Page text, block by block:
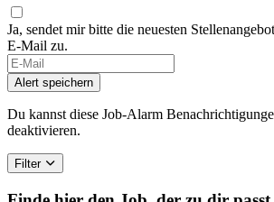
Ja, sendet mir bitte die neuesten
E-Mail zu.
If
you
are
a
human,
this
field
Alert speichern
Du kannst diese Job-Alarm
deaktivieren.
Filter